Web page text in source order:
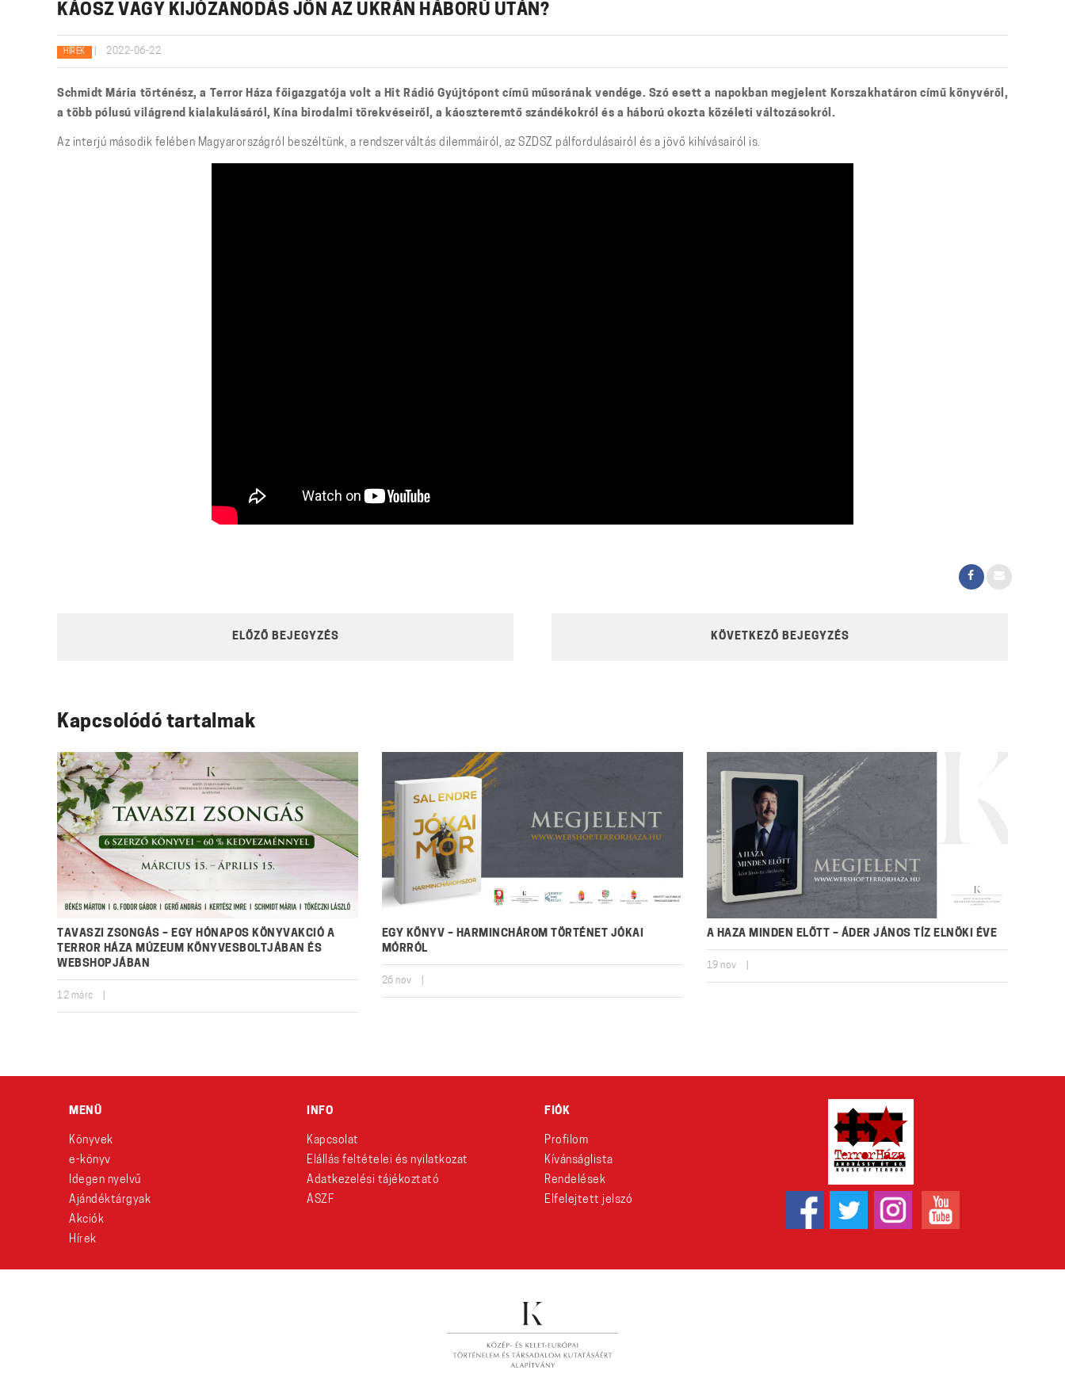
KÁOSZ VAGY KIJÓZANODÁS JÖN AZ UKRÁN HÁBORÚ UTÁN?
HÍREK 2022-06-22
Schmidt Mária történész, a Terror Háza főigazgatója volt a Hit Rádió Gyújtópont című műsorának vendége. Szó esett a napokban megjelent Korszakhatáron című könyvéről,
a több pólusú világrend kialakulásáról, Kína birodalmi törekvéseiről, a káoszteremtő szándékokról és a háború okozta közéleti változásokról.
Az interjú második felében Magyarországról beszéltünk, a rendszerváltás dilemmáiról, az SZDSZ pálfordulásairól és a jövő kihívásairól is.
ELŐZŐ BEJEGYZÉS KÖVETKEZŐ BEJEGYZÉS
Kapcsolódó tartalmak
TAVASZI ZSONGÁS – EGY HÓNAPOS KÖNYVAKCIÓ A
TERROR HÁZA MÚZEUM KÖNYVESBOLTJÁBAN ÉS
WEBSHOPJÁBAN
12 márc
EGY KÖNYV – HARMINCHÁROM TÖRTÉNET JÓKAI
MÓRRÓL
26 nov
A HAZA MINDEN ELŐTT – ÁDER JÁNOS TÍZ ELNÖKI ÉVE
19 nov
MENÜ
Könyvek
e-könyv
Idegen nyelvű
Ajándéktárgyak
Akciók
Hírek
INFO
Kapcsolat
Elállás feltételei és nyilatkozat
Adatkezelési tájékoztató
ÁSZF
FIÓK
Profilom
Kívánságlista
Rendelések
Elfelejtett jelszó